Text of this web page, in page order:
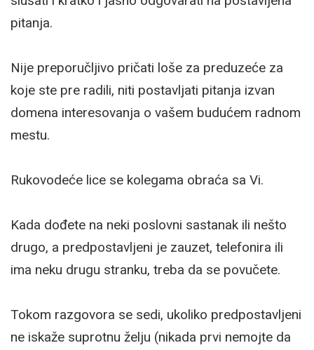
pitanja.
Nije preporučljivo pričati loše za preduzeće za
koje ste pre radili, niti postavljati pitanja izvan
domena interesovanja o vašem budućem radnom
mestu.
Rukovodeće lice se kolegama obraća sa Vi.
Kada dođete na neki poslovni sastanak ili nešto
drugo, a predpostavljeni je zauzet, telefonira ili
ima neku drugu stranku, treba da se povučete.
Tokom razgovora se sedi, ukoliko predpostavljeni
ne iskaže suprotnu želju (nikada prvi nemojte da